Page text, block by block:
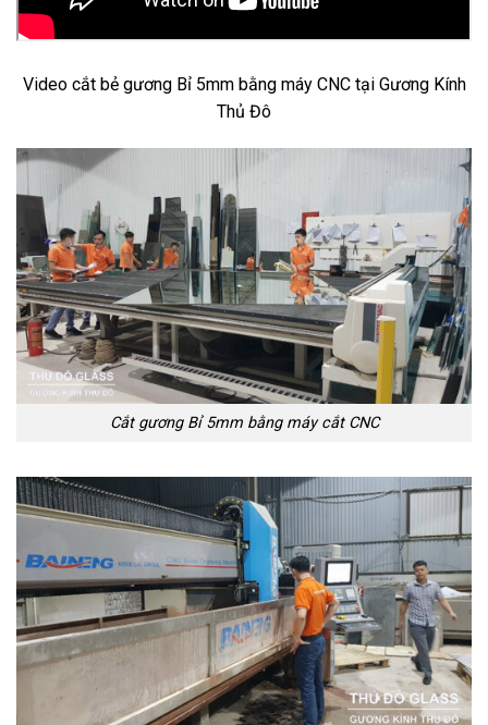
Video cắt bẻ gương Bỉ 5mm bằng máy CNC tại Gương Kính
Thủ Đô
Cắt gương Bỉ 5mm bằng máy cắt CNC